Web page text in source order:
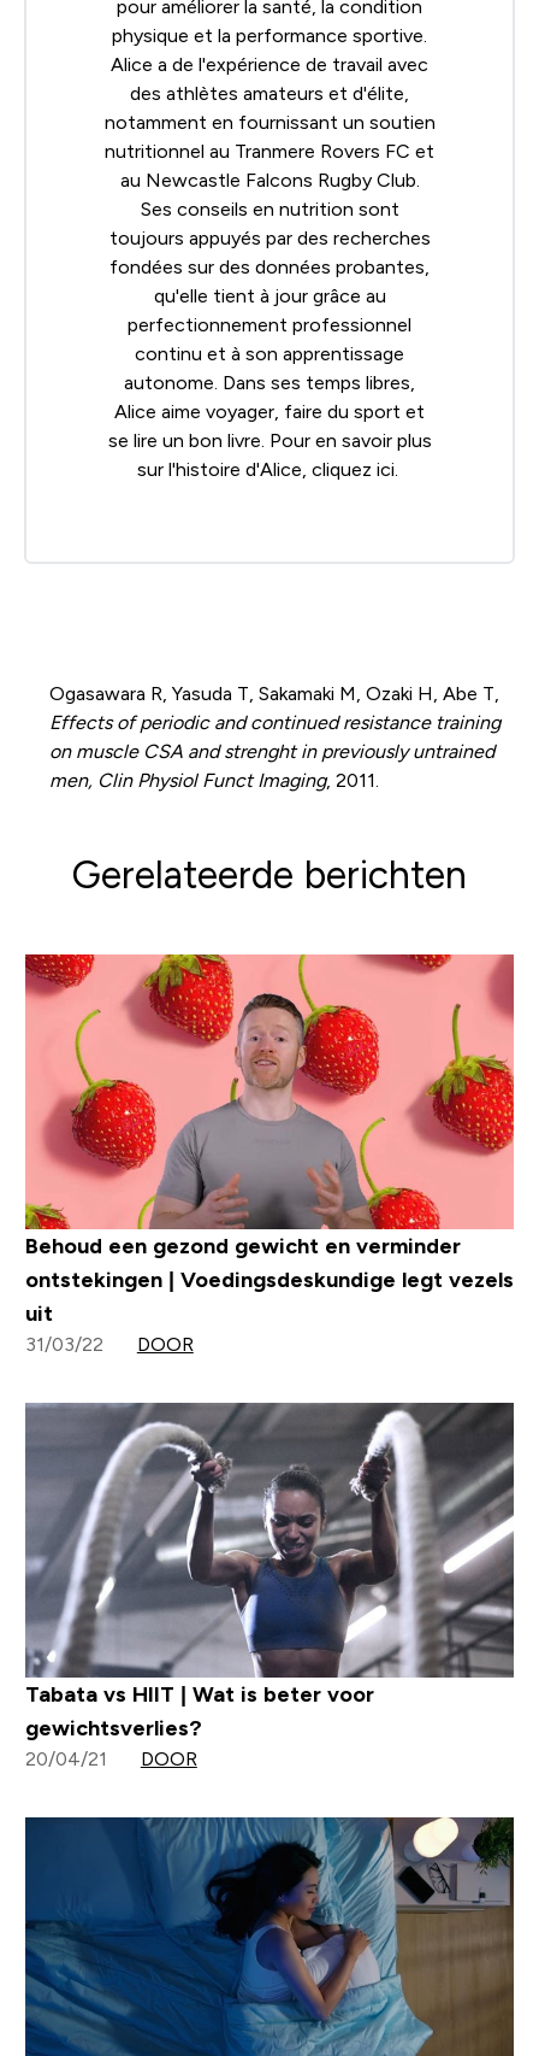
pour améliorer la santé, la condition
physique et la performance sportive.
Alice a de l'expérience de travail avec
des athlètes amateurs et d'élite,
notamment en fournissant un soutien
nutritionnel au Tranmere Rovers FC et
au Newcastle Falcons Rugby Club.
Ses conseils en nutrition sont
toujours appuyés par des recherches
fondées sur des données probantes,
qu'elle tient à jour grâce au
perfectionnement professionnel
continu et à son apprentissage
autonome. Dans ses temps libres,
Alice aime voyager, faire du sport et
se lire un bon livre. Pour en savoir plus
sur l'histoire d'Alice, cliquez ici
Ogasawara R, Yasuda T, Sakamaki M, Ozaki H, Abe T,
Effects of periodic and continued resistance training
on muscle CSA and strenght in previously untrained
men, Clin Physiol Funct Imaging, 2011.
Gerelateerde berichten
Behoud een gezond gewicht en verminder
ontstekingen | Voedingsdeskundige legt vezels
uit
31/03/22 DOOR
Tabata vs HIIT | Wat is beter voor
gewichtsverlies?
20/04/21 DOOR